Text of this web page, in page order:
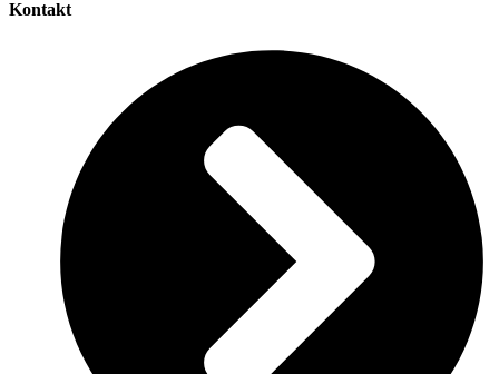
Kontakt